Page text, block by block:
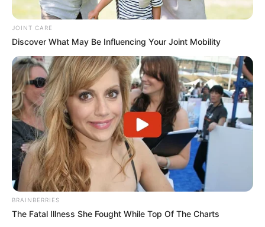
JOINT CARE
Discover What May Be Influencing Your Joint Mobility
BRAINBERRIES
The Fatal Illness She Fought While Top Of The Charts